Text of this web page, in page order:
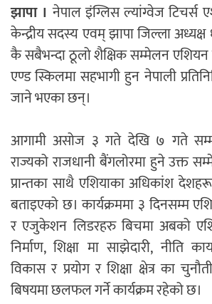
झापा । नेपाल इंग्लिस ल्यांग्वेज टिचर्स
केन्द्रीय सदस्य एवम् झापा जिल्ला अध्यक्ष
कै सबैभन्दा ठूलो शैक्षिक सम्मेलन
एण्ड स्किलमा सहभागी हुन नेपाली
जाने भएका छन्।
आगामी असोज ३ गते देखि ७ गते सम्म
राज्यको राजधानी बैंगलोरमा हुने उक्त
प्रान्तका साथै एशियाका अधिकांश
बताइएको छ। कार्यक्रममा ३ दिनसम्म
र एजुकेशन लिडरहरु बिचमा अबको
निर्माण, शिक्षा मा साझेदारी, नीति
विकास र प्रयोग र शिक्षा क्षेत्र का
बिषयमा छलफल गर्ने कार्यक्रम रहेको छ।